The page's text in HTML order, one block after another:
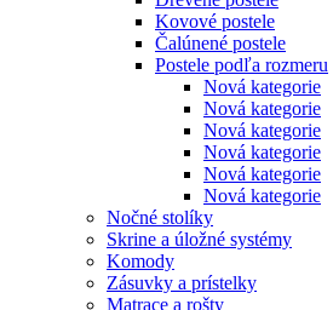
Kovové postele
Čalúnené postele
Postele podľa rozmeru
Nová kategorie
Nová kategorie
Nová kategorie
Nová kategorie
Nová kategorie
Nová kategorie
Nočné stolíky
Skrine a úložné systémy
Komody
Zásuvky a prístelky
Matrace a rošty